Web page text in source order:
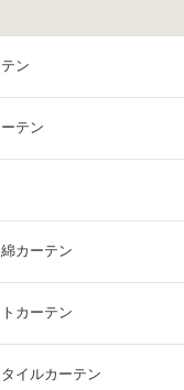
ン
テン
カーテン
カーテン
イルカーテン